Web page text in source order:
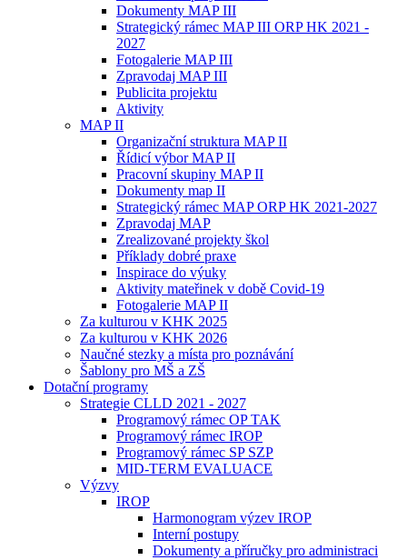
Dokumenty MAP III
Strategický rámec MAP III ORP HK 2021 -
2027
Fotogalerie MAP III
Zpravodaj MAP III
Publicita projektu
Aktivity
MAP II
Organizační struktura MAP II
Řídicí výbor MAP II
Pracovní skupiny MAP II
Dokumenty map II
Strategický rámec MAP ORP HK 2021-2027
Zpravodaj MAP
Zrealizované projekty škol
Příklady dobré praxe
Inspirace do výuky
Aktivity mateřinek v době Covid-19
Fotogalerie MAP II
Za kulturou v KHK 2025
Za kulturou v KHK 2026
Naučné stezky a místa pro poznávání
Šablony pro MŠ a ZŠ
Dotační programy
Strategie CLLD 2021 - 2027
Programový rámec OP TAK
Programový rámec IROP
Programový rámec SP SZP
MID-TERM EVALUACE
Výzvy
IROP
Harmonogram výzev IROP
Interní postupy
Dokumenty a příručky pro administraci